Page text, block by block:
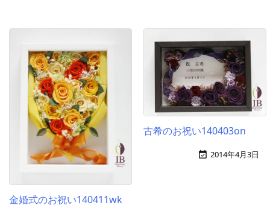
金婚式のお祝い140411wk
古希のお祝い140403on
 2014年4月3日